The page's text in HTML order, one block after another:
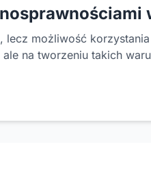
możliwość
na tworzeniu takich